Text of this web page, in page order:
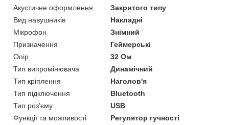
Акустичне оформлення
Закритого типу
Вид навушників
Накладні
Мікрофон
Знімний
Призначення
Геймерські
Опір
32 Ом
Тип випромінювача
Динамічний
Тип кріплення
Наголов'я
Тип підключення
Bluetooth
Тип роз'єму
USB
Функції та можливості
Регулятор гучності